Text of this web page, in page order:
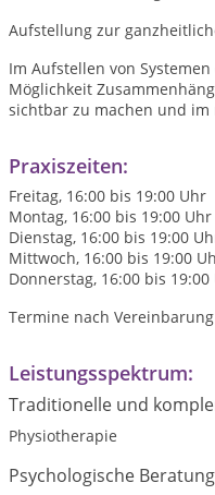
Aufstellung zur
Im Aufstellen von
Möglichkeit
sichtbar zu machen und
Praxiszeiten:
Freitag, 16:00 bis 19:00 Uhr
Montag, 16:00 bis 19:00 Uhr
Dienstag, 16:00 bis 19:00
Mittwoch, 16:00 bis 19:00
Donnerstag, 16:00 bis 19:00
Termine nach Vereinbarung
Leistungsspektrum:
Traditionelle und
Physiotherapie
Psychologische Beratung